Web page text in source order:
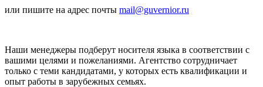
или пишите на адрес почты mail@guvernior.ru
Наши менеджеры подберут носителя языка в соответствии с
вашими целями и пожеланиями. Агентство сотрудничает
только с теми кандидатами, у которых есть квалификации и
опыт работы в зарубежных семьях.